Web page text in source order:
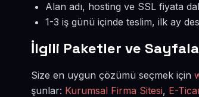
Alan adı, hosting ve SSL fiyata
1-3 iş günü içinde teslim, ilk ay
İlgili Paketler ve
Size en uygun çözümü seçmek için
şunlar: Kurumsal Firma Sitesi, E-